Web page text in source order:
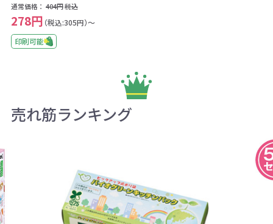
通常価格： 404円税込
278円 （税込:305円）～
印刷可能
売れ筋ランキング